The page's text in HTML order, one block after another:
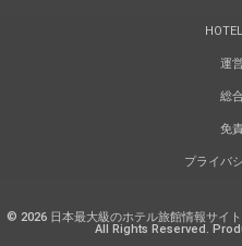
運
総
免
プライバ
© 2026 日本最大級のホテル旅館情報サイ
All Rights Reserved.